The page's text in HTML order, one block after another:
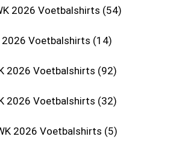
2026 Voetbalshirts 54
2026 Voetbalshirts 14
2026 Voetbalshirts 92
2026 Voetbalshirts 32
2026 Voetbalshirts 5